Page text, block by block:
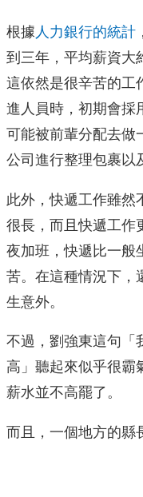
根據 人力銀行的統計
到三年，平均薪資大
這依然是很辛苦的工
進人員時，初期會採
可能被前輩分配去做
公司進行整理包裹以
此外，快遞工作雖然
很長，而且快遞工作
夜加班，快遞比一般
苦。在這種情況下，
生意外。
不過，劉強東這句「
高」聽起來似乎很霸
薪水並不高罷了。
而且，一個地方的縣